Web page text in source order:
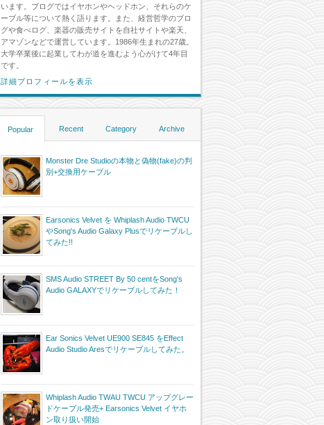
います。ブログではイヤホンやヘッドホン、それらのケ
ーブル等について熱く語ります。また、経営哲学のブロ
グや食べログ、楽器の販売サイトを自社サイトや楽天、
アマゾンなどで運営しています。1986年生まれの27歳。
大学卒業後に起業してわが道を進むよう心がけて4年目
です。
詳細プロフィールを表示
Popular Recent Category Archive
Monster Dre Studioの本物と偽物(fake)の判
別+交換用ケーブル
Earsonics Velvet を Whiplash Audio TWCU
やSong's Audio Galaxy Plusでリケーブルし
てみた!!
SMS Audio STREET By 50 centをSong's
Audio GALAXYでリケーブルしてみた！
Ear Sonics Velvet UE900 SE845 をEffect
Audio Studio Aresでリケーブルしてみた。
Whiplash Audio TWAU TWCU アップグレー
ドケーブル発売+ Earsonics Velvet イヤホ
ン取り扱い開始